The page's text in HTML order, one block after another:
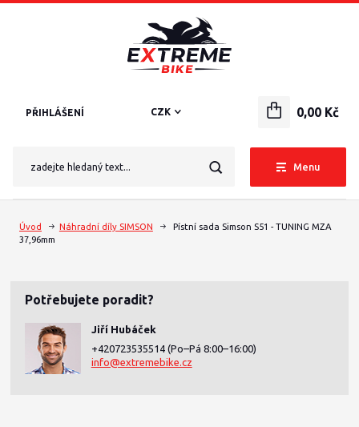
Menu
CZK
PŘIHLÁŠENÍ 0,00 Kč
Úvod Náhradní díly SIMSON
Pístní sada Simson S51 - TUNING MZA
37,96mm
Potřebujete poradit?
Jiří Hubáček
+420723535514 (Po–Pá 8:00–16:00)
info@extremebike.cz